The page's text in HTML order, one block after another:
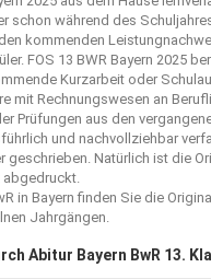
schon während des
kommenden
FOS 13 BWR Bayern 2025
Kurzarbeit oder
mit Rechnungswesen an
Prüfungen aus den
und nachvollziehbar
geschrieben. Natürlich ist die
in Bayern finden Sie die
Jahrgängen.
Abitur Bayern BwR 13.